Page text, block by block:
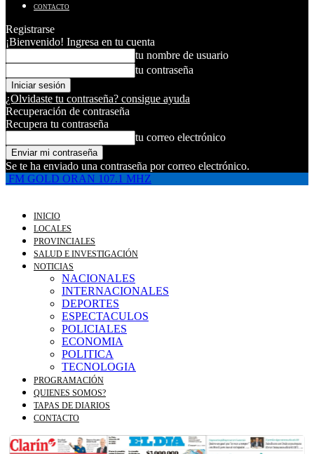
CONTACTO
Registrarse
¡Bienvenido! Ingresa en tu cuenta
tu nombre de usuario
tu contraseña
¿Olvidaste tu contraseña? consigue ayuda
Recuperación de contraseña
Recupera tu contraseña
tu correo electrónico
Se te ha enviado una contraseña por correo electrónico.
FM GOLD ORAN 107.1 MHZ
INICIO
LOCALES
PROVINCIALES
SALUD E INVESTIGACIÓN
NOTICIAS
NACIONALES
INTERNACIONALES
DEPORTES
ESPECTACULOS
POLICIALES
ECONOMIA
POLITICA
TECNOLOGIA
PROGRAMACIÓN
QUIENES SOMOS?
TAPAS DE DIARIOS
CONTACTO